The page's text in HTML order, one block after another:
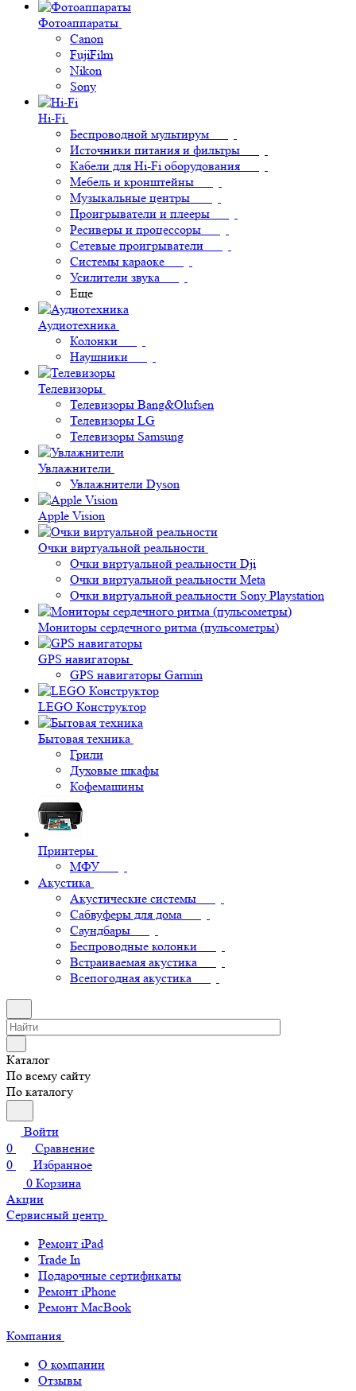
Фотоаппараты
Canon
FujiFilm
Nikon
Sony
Hi-Fi
Беспроводной мультирум
Источники питания и фильтры
Кабели для Hi-Fi оборудования
Мебель и кронштейны
Музыкальные центры
Проигрыватели и плееры
Ресиверы и процессоры
Сетевые проигрыватели
Системы караоке
Усилители звука
Еще
Аудиотехника
Колонки
Наушники
Телевизоры
Телевизоры Bang&Olufsen
Телевизоры LG
Телевизоры Samsung
Увлажнители
Увлажнители Dyson
Apple Vision
Очки виртуальной реальности
Очки виртуальной реальности Dji
Очки виртуальной реальности Meta
Очки виртуальной реальности Sony Playstation
Мониторы сердечного ритма (пульсометры)
GPS навигаторы
GPS навигаторы Garmin
LEGO Конструктор
Бытовая техника
Грили
Духовые шкафы
Кофемашины
Принтеры
МФУ
Акустика
Акустические системы
Сабвуферы для дома
Саундбары
Беспроводные колонки
Встраиваемая акустика
Всепогодная акустика
Каталог
По всему сайту
По каталогу
Войти
0
Сравнение
0
Избранное
0 Корзина
Акции
Сервисный центр
Ремонт iPad
Trade In
Подарочные сертификаты
Ремонт iPhone
Ремонт MacBook
Компания
О компании
Отзывы